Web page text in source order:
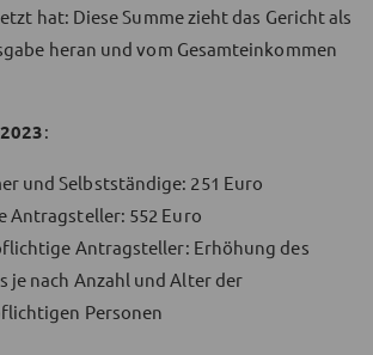
hat: Diese Summe zieht das Gericht als
heran und vom Gesamteinkommen
:
und Selbstständige: 251 Euro
Antragsteller: 552 Euro
Antragsteller: Erhöhung des
je nach Anzahl und Alter der
Personen